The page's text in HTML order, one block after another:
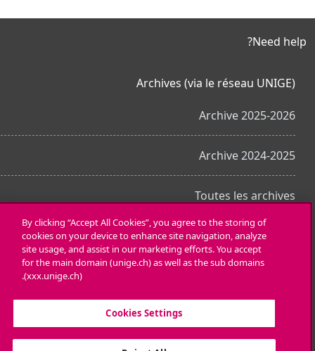
Need help?
Archives (via le réseau UNIGE)
Archive 2025-2026
Archive 2024-2025
Toutes les archives
احصل على تطبيق الجوّال
By clicking “Accept All Cookies”, you agree to the storing of
cookies on your device to enhance site navigation, analyze
site usage, and assist in our marketing efforts. You accept
for the main domain (unige.ch) as well as the sub domains
(xxx.unige.ch).
Cookies Settings